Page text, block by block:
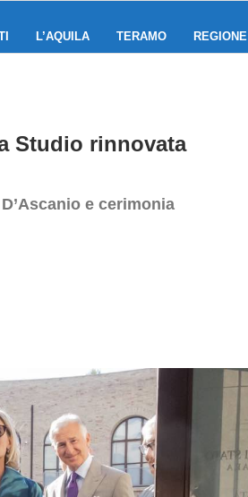
L’AQUILA TERAMO REGIONE
Studio rinnovata
e cerimonia